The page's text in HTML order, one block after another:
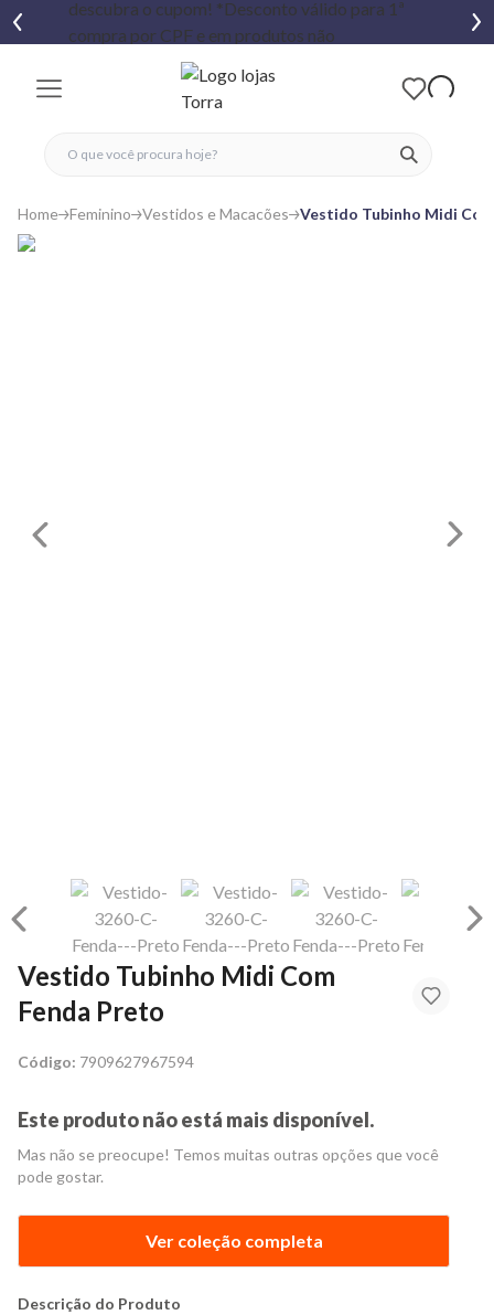
ver
fechar menu
fechar menu
favoritos
Home Feminino Vestidos e Macacões Vestido Tubinho Midi
Vestido Tubinho Midi Com
Fenda Preto
Código: 7909627967594
Este produto não está mais disponível.
Mas não se preocupe! Temos muitas outras opções que você
pode gostar.
Ver coleção completa
Descrição do Produto